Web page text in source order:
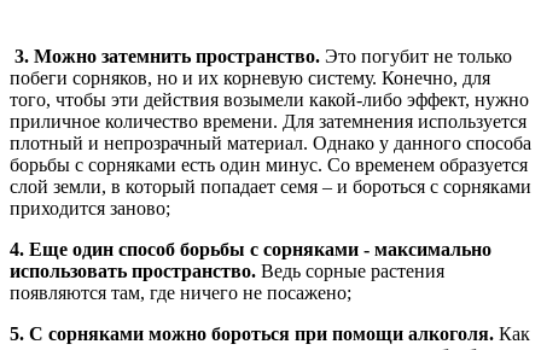
3. Можно затемнить пространство. Это погубит не только
побеги сорняков, но и их корневую систему. Конечно, для
того, чтобы эти действия возымели какой-либо эффект, нужно
приличное количество времени. Для затемнения используется
плотный и непрозрачный материал. Однако у данного способа
борьбы с сорняками есть один минус. Со временем образуется
слой земли, в который попадает семя – и бороться с сорняками
приходится заново;
4. Еще один способ борьбы с сорняками - максимально
использовать пространство. Ведь сорные растения
появляются там, где ничего не посажено;
5. С сорняками можно бороться при помощи алкоголя. Как